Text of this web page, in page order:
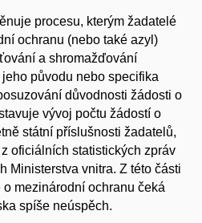
procesu, kterým žadatelé
ochranu (nebo také azyl)
a shromažďování
původu nebo specifika
důvodnosti žádosti o
vývoj počtu žádostí o
státní příslušnosti žadatelů,
oficiálních statistických zpráv
Ministerstva vnitra. Z této části
mezinárodní ochranu čeká
spíše neúspěch.